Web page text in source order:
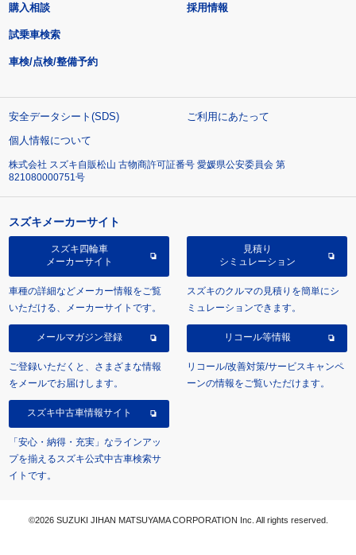
購入相談
試乗車検索
車検/点検/整備予約
採用情報
安全データシート(SDS)
ご利用にあたって
個人情報について
株式会社 スズキ自販松山 古物商許可証番号 愛媛県公安委員会 第
821080000751号
スズキメーカーサイト
スズキ四輪車
メーカーサイト
車種の詳細などメーカー情報をご覧
いただける、メーカーサイトです。
見積り
シミュレーション
スズキのクルマの見積りを簡単にシ
ミュレーションできます。
メールマガジン登録
ご登録いただくと、さまざまな情報
をメールでお届けします。
リコール等情報
リコール/改善対策/サービスキャンペ
ーンの情報をご覧いただけます。
スズキ中古車情報サイト
「安心・納得・充実」なラインアッ
プを揃えるスズキ公式中古車検索サ
イトです。
©2026 SUZUKI JIHAN MATSUYAMA CORPORATION Inc. All rights reserved.